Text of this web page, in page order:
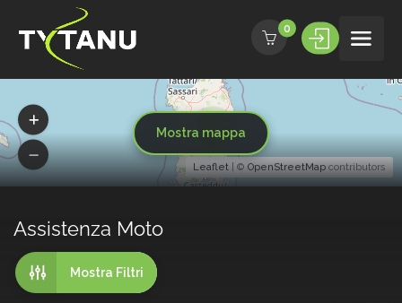
0
Assistenza Moto
Mostra Filtri
10
Leaflet | © OpenStreetMapcontributors
Mostra mappa